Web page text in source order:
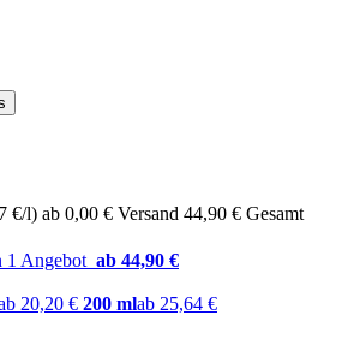
€/l) ab 0,00 € Versand 44,90 € Gesamt
1 Angebot ab 44,90 €
20,20 € 200 mlab 25,64 €